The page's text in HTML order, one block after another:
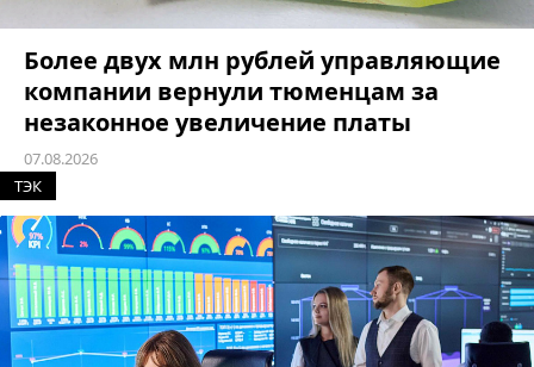
Более двух млн рублей управляющие
компании вернули тюменцам за
незаконное увеличение платы
07.08.2026
ТЭК